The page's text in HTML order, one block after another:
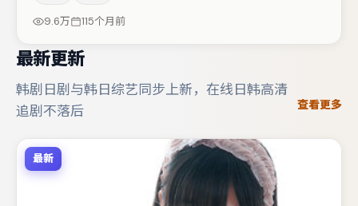
合喜欢抠台词与伏笔的观众。节奏紧凑、反转有度，值得列
入片单。
9.6万 115个月前
最新更新
韩剧日剧与韩日综艺同步上新，在线日韩高清
追剧不落后
查看更多
最新